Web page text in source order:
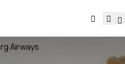
Airways